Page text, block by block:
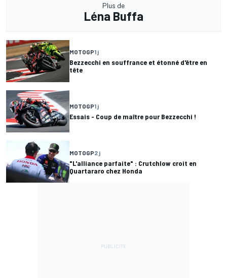
Plus de
Léna Buffa
MOTOGP1 j
Bezzecchi en souffrance et étonné d'être en
tête
MOTOGP1 j
Essais - Coup de maître pour Bezzecchi !
MOTOGP2 j
"L'alliance parfaite" : Crutchlow croit en
Quartararo chez Honda